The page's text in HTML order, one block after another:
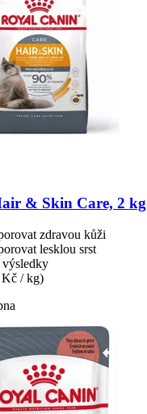
& Skin Care, 2 kg
zdravou kůži
lesklou srst
výsledky
/ kg)